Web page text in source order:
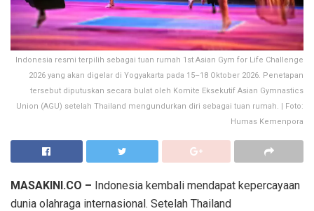
Indonesia resmi terpilih sebagai tuan rumah 1st Asian Gym for Life Challenge
2026 yang akan digelar di Yogyakarta pada 15–18 Oktober 2026. Penetapan
tersebut diputuskan secara bulat oleh Komite Eksekutif Asian Gymnastics
Union (AGU) setelah Thailand mengundurkan diri sebagai tuan rumah. | Foto:
Humas Kemenpora
MASAKINI.CO – Indonesia kembali mendapat kepercayaan
dunia olahraga internasional. Setelah Thailand